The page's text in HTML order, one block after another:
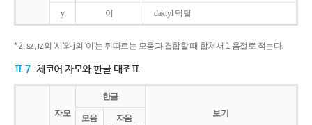
y 이 daktyl 닥틸
* ż, sz, rz의 '시'와 j의 '이'는 뒤따르는 모음과 결합할 때 합쳐서 1 음절로 적는다.
표 7 체코어 자모와 한글 대조표
자모
한글
보기
모음
자음